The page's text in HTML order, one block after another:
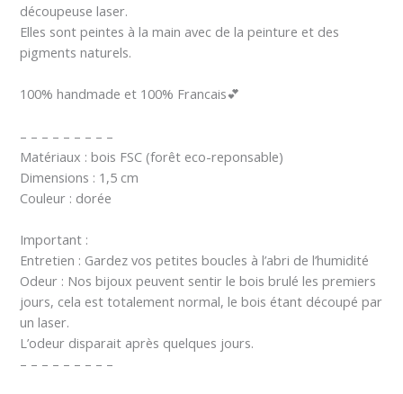
découpeuse laser.
Elles sont peintes à la main avec de la peinture et des
pigments naturels.
100% handmade et 100% Francais💕
– – – – – – – – –
Matériaux : bois FSC (forêt eco-reponsable)
Dimensions : 1,5 cm
Couleur : dorée
Important :
Entretien : Gardez vos petites boucles à l’abri de l’humidité
Odeur : Nos bijoux peuvent sentir le bois brulé les premiers
jours, cela est totalement normal, le bois étant découpé par
un laser.
L’odeur disparait après quelques jours.
– – – – – – – – –